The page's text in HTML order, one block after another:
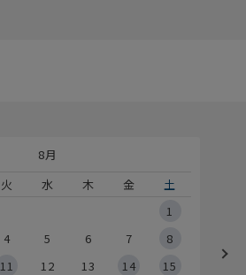
8月
火 水 木 金
土
1
4 5 6 7
8
11 12 13 14
15